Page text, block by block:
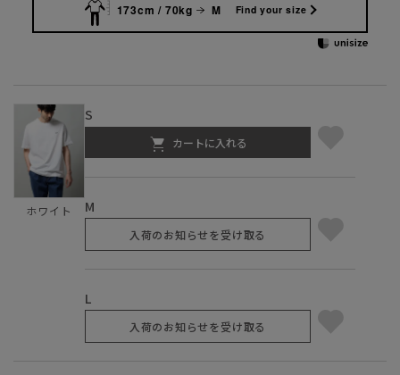
173cm / 70kg M Find your size
ホワイト
S
カートに入れる
M
入荷のお知らせを受け取る
L
入荷のお知らせを受け取る